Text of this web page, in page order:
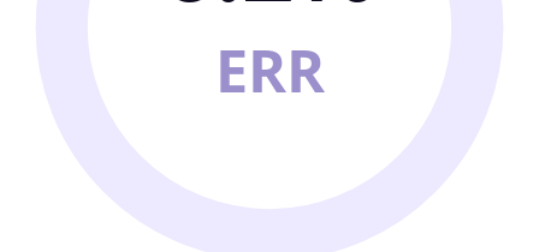
ERR